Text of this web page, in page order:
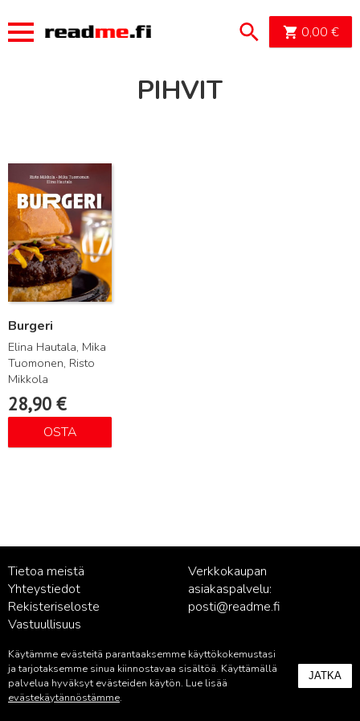
0,00 €
PIHVIT
Burgeri
Elina Hautala, Mika
Tuomonen, Risto
Mikkola
28,90 €
OSTA
Lue lisää
Tietoa meistä
Yhteystiedot
Rekisteriseloste
Vastuullisuus
Verkkokaupan
asiakaspalvelu:
posti@readme.fi
Kustantamon asiakaspalvelu:
palvelu@readme.fi
Käytämme evästeitä parantaaksemme käyttökokemustasi
ja tarjotaksemme sinua kiinnostavaa sisältöä. Käyttämällä
palvelua hyväksyt evästeiden käytön. Lue lisää
evästekäytännöstämme.
JATKA